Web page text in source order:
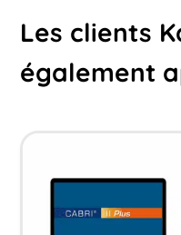
Les clients
également